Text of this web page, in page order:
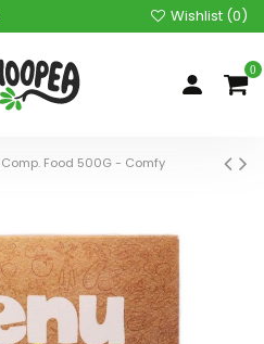
Wishlist (0)
0
Food 500G - Comfy